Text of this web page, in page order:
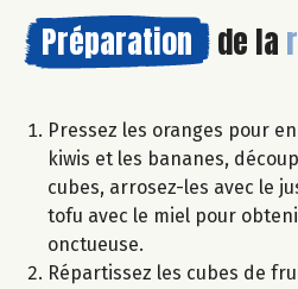
Préparation de la
Pressez les oranges pour
kiwis et les bananes,
cubes, arrosez-les avec le
tofu avec le miel pour
onctueuse.
Répartissez les cubes de